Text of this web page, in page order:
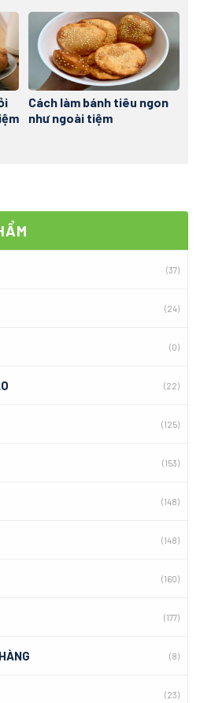
(37)
(24)
(0)
(22)
(125)
(153)
(148)
(148)
(160)
(177)
(8)
(23)
Cách làm bánh tiêu ngon
như ngoài tiệm